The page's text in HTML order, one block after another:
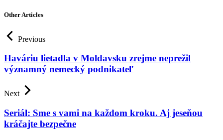
Other Articles
Previous
Haváriu lietadla v Moldavsku zrejme neprežil
významný nemecký podnikateľ
Next
Seriál: Sme s vami na každom kroku. Aj jeseňou
kráčajte bezpečne